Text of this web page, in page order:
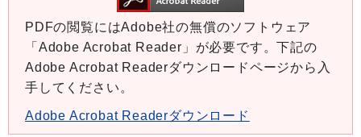
PDFの閲覧にはAdobe社の無償のソフトウェア
「Adobe Acrobat Reader」が必要です。下記の
Adobe Acrobat Readerダウンロードページから入
手してください。
Adobe Acrobat Readerダウンロード